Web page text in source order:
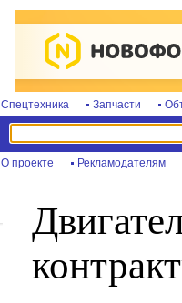
Спецтехника Запчасти
О проекте Рекламодателям